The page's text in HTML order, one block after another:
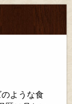
ような食